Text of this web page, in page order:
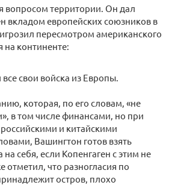
вопросом территории. Он дал
вкладом европейских союзников в
пересмотром американского
на континенте:
свои войска из Европы.
которая, по его словам, «не
в том числе финансами, но при
и китайскими
Вашингтон готов взять
на себя, если Копенгаген с этим не
отметил, что разногласия по
остров, плохо